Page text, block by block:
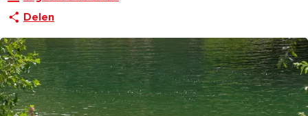
Delen